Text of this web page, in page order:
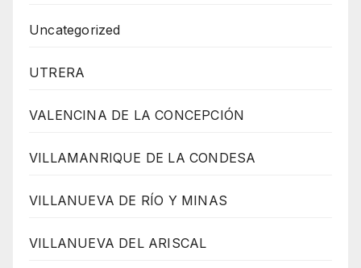
Uncategorized
UTRERA
VALENCINA DE LA CONCEPCIÓN
VILLAMANRIQUE DE LA CONDESA
VILLANUEVA DE RÍO Y MINAS
VILLANUEVA DEL ARISCAL